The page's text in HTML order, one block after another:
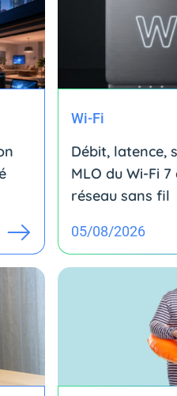
Wi-Fi
Débit, latence,
MLO du Wi-Fi
réseau sans fil
05/08/2026